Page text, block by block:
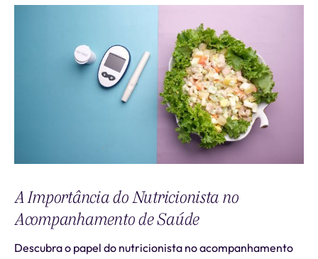
A Importância do Nutricionista no
Acompanhamento de Saúde
Descubra o papel do nutricionista no acompanhamento